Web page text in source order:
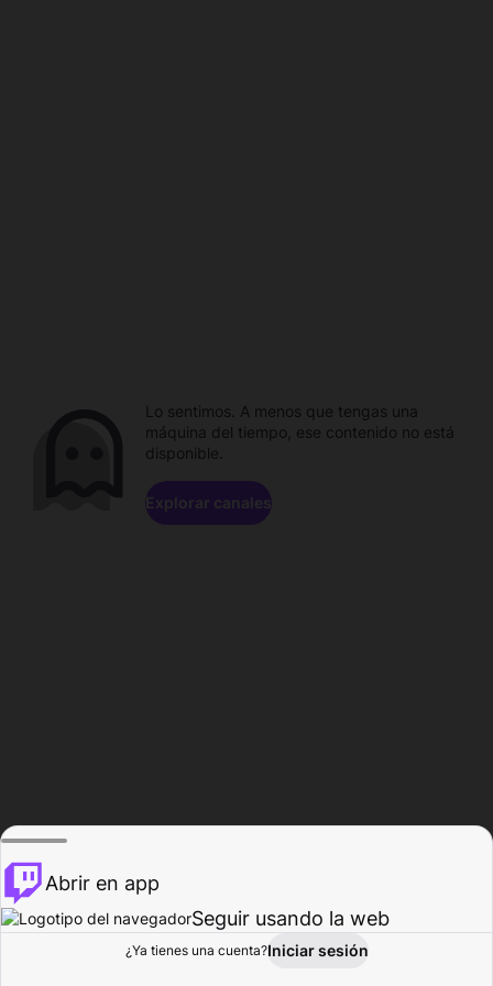
Explorar Actividad
Lo sentimos. A menos que tengas una
máquina del tiempo, ese contenido no está
disponible.
Explorar canales
Abrir en app
Seguir usando la web
¿Ya tienes una cuenta?Iniciar sesión